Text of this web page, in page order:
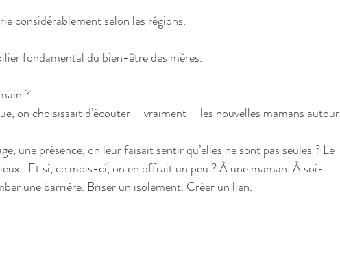
considérablement selon les régions.
fondamental du bien-être des mères.
?
on choisissait d’écouter – vraiment – les nouvelles mamans autour
une présence, on leur faisait sentir qu’elles ne sont pas seules ? Le
Et si, ce mois-ci, on en offrait un peu ? À une maman. À soi-
une barrière. Briser un isolement. Créer un lien.